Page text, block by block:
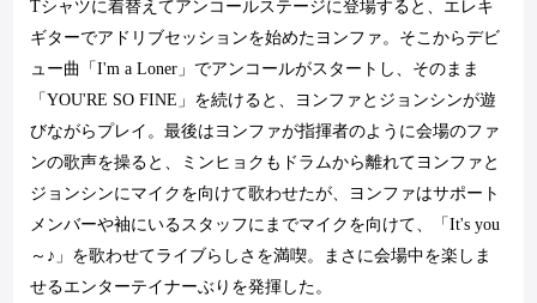
Tシャツに着替えてアンコールステージに登場すると、エレキ
ギターでアドリブセッションを始めたヨンファ。そこからデビ
ュー曲「I'm a Loner 」でアンコールがスタートし、そのまま
「YOU'RE SO FINE 」を続けると、ヨンファとジョンシンが遊
びながらプレイ。最後はヨンファが指揮者のように会場のファ
ンの歌声を操ると、ミンヒョクもドラムから離れてヨンファと
ジョンシンにマイクを向けて歌わせたが、ヨンファはサポート
メンバーや袖にいるスタッフにまでマイクを向けて、「It's you
～♪」を歌わせてライブらしさを満喫。まさに会場中を楽しま
せるエンターテイナーぶりを発揮した。